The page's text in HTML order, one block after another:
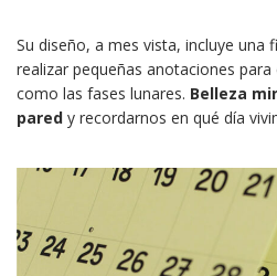
Su diseño, a mes vista, incluye una
realizar pequeñas anotaciones
como las fases lunares. Belleza
pared y recordarnos en qué día